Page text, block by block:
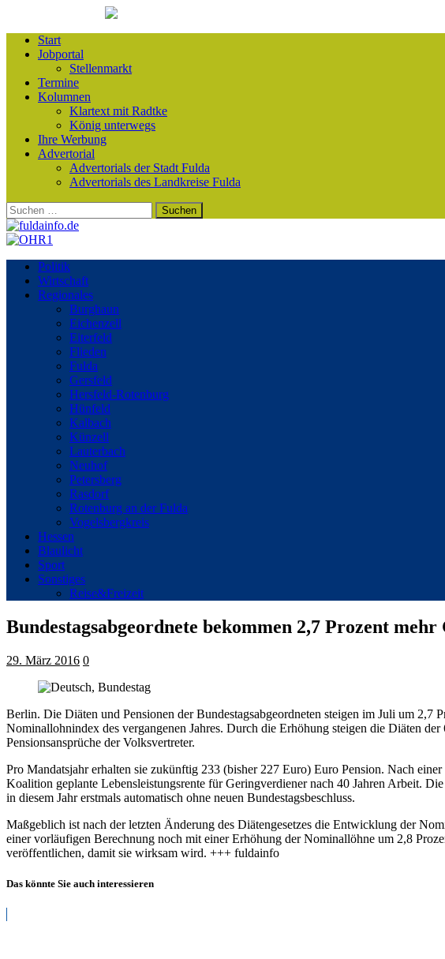
Start
Jobportal
Stellenmarkt
Termine
Kolumnen
Klartext mit Radtke
König unterwegs
Ihre Werbung
Advertorial
Advertorials der Stadt Fulda
Advertorials des Landkreise Fulda
Suchen
nach:
Politik
Wirtschaft
Regionales
Burghaun
Eichenzell
Eiterfeld
Flieden
Fulda
Gersfeld
Hersfeld-Rotenburg
Hünfeld
Kalbach
Künzell
Lauterbach
Neuhof
Petersberg
Rasdorf
Rotenburg an der Fulda
Vogelsbergkreis
Hessen
Blaulicht
Sport
Sonstiges
Reise&Freizeit
Bundestagsabgeordnete bekommen 2,7 Prozent mehr
29. März 2016 0
Berlin. Die Diäten und Pensionen der Bundestagsabgeordneten steigen im Juli um
Nominallohnindex des vergangenen Jahres. Durch die Erhöhung steigen die Diäten
Pensionsansprüche der Volksvertreter.
Pro Mandatsjahr erhalten sie zukünftig 233 (bisher 227 Euro) Euro Pension. Nach
Koalition geplante Lebensleistungsrente für Geringverdiener nach 40 Jahren Arbeit.
in diesem Jahr erstmals automatisch ohne neuen Bundestagsbeschluss.
Maßgeblich ist nach der letzten Änderung des Diätengesetzes die Entwicklung der
einer vorläufigen Berechnung noch mit einer Erhöhung der Nominallöhne um 2,8
veröffentlichen, damit sie wirksam wird. +++ fuldainfo
Das könnte Sie auch interessieren